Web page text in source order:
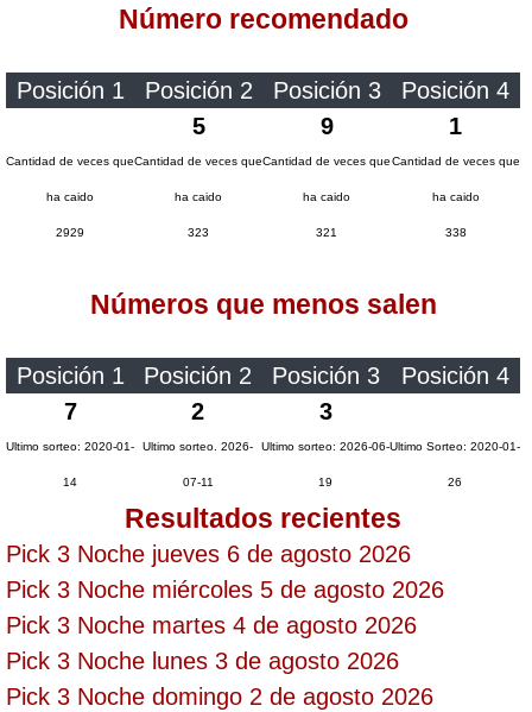
Motilon Tarde
Motilon Noche
Paisita Día
Paisita Noche
Paisita 3
Pick 3 Día
Pick 3 Noche
Pick 4 Día
Pick 4 Noche
Pijao de Oro
Número recomendado
Posición 1 Posición 2 Posición 3
Posición 4
5
9 1
Cantidad de veces que
ha caido
2929
Cantidad de veces que
ha caido
323
Cantidad de veces que
ha caido
321
Cantidad de veces que
ha caido
338
Números que menos salen
Posición 1 Posición 2 Posición 3
Posición 4
7
2 3
Ultimo sorteo: 2020-01-
14
Ultimo sorteo. 2026-
07-11
Ultimo sorteo: 2026-06-
19
Ultimo Sorteo: 2020-01-
26
Resultados recientes
Pick 3 Noche jueves 6 de agosto 2026
Pick 3 Noche miércoles 5 de agosto 2026
Pick 3 Noche martes 4 de agosto 2026
Pick 3 Noche lunes 3 de agosto 2026
Pick 3 Noche domingo 2 de agosto 2026